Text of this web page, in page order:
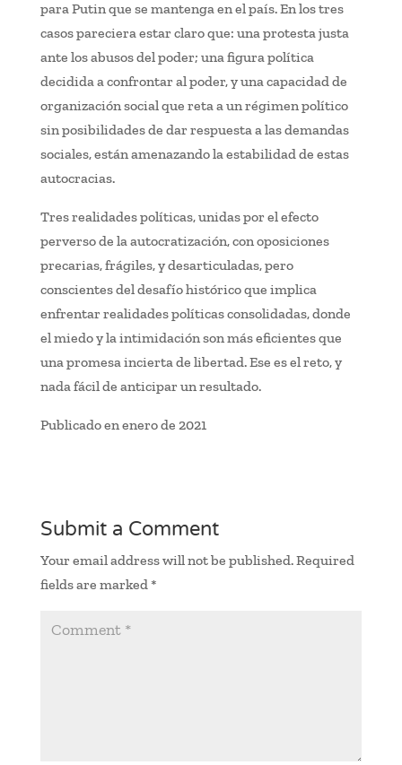
para Putin que se mantenga en el país. En los tres
casos pareciera estar claro que: una protesta justa
ante los abusos del poder; una figura política
decidida a confrontar al poder, y una capacidad de
organización social que reta a un régimen político
sin posibilidades de dar respuesta a las demandas
sociales, están amenazando la estabilidad de estas
autocracias.
Tres realidades políticas, unidas por el efecto
perverso de la autocratización, con oposiciones
precarias, frágiles, y desarticuladas, pero
conscientes del desafío histórico que implica
enfrentar realidades políticas consolidadas, donde
el miedo y la intimidación son más eficientes que
una promesa incierta de libertad. Ese es el reto, y
nada fácil de anticipar un resultado.
Publicado en enero de 2021
Submit a Comment
Your email address will not be published.Required
fields are marked *